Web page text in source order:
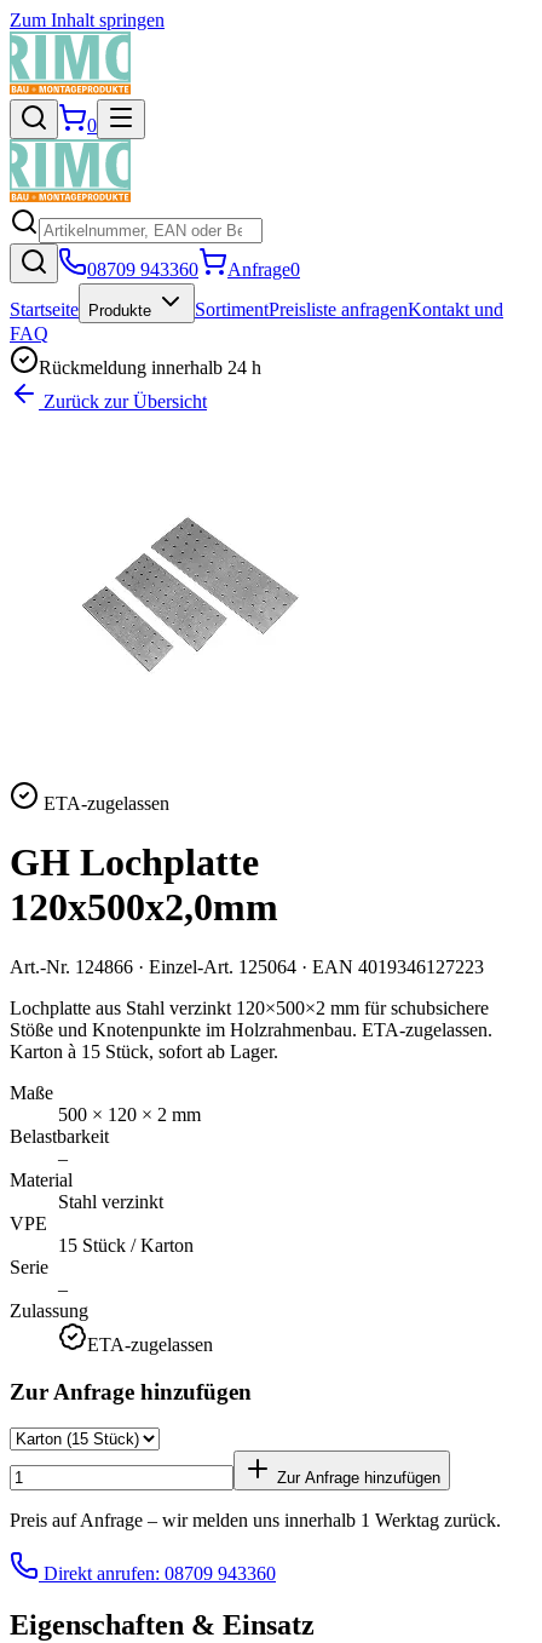
Zum Inhalt springen
0
08709 943360 Anfrage0
Startseite
Produkte SortimentPreisliste anfragenKontakt und
FAQ
Rückmeldung innerhalb 24 h
Zurück zur Übersicht
ETA-zugelassen
GH Lochplatte
120x500x2,0mm
Art.-Nr. 124866 · Einzel-Art. 125064 · EAN 4019346127223
Lochplatte aus Stahl verzinkt 120×500×2 mm für schubsichere
Stöße und Knotenpunkte im Holzrahmenbau. ETA-zugelassen.
Karton à 15 Stück, sofort ab Lager.
Maße
500 × 120 × 2 mm
Belastbarkeit
–
Material
Stahl verzinkt
VPE
15 Stück / Karton
Serie
–
Zulassung
ETA-zugelassen
Zur Anfrage hinzufügen
Zur Anfrage hinzufügen
Preis auf Anfrage – wir melden uns innerhalb 1 Werktag zurück.
Direkt anrufen: 08709 943360
Eigenschaften & Einsatz